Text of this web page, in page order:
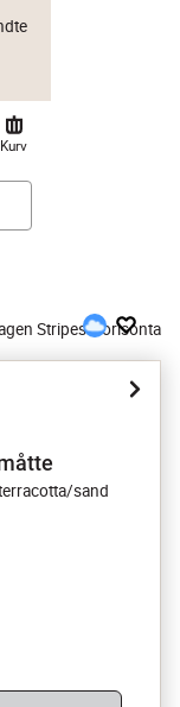
Kurv
Stripes Horisontal
sand